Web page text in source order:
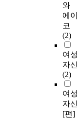
와
에이
코
(2)
여성
자신
(2)
여성
자신
[편]